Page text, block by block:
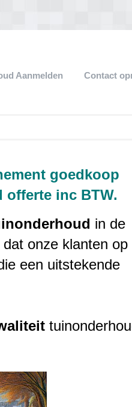
Aanmelden Contact
goedkoop
inc BTW.
in de
onze klanten op
een uitstekende